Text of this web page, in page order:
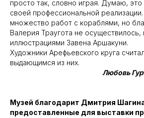
просто так, словно играя. Думаю,
своей профессиональной
множество работ с кораблями, но
Валерия Траугота не осуществилось,
иллюстрациями Завена Аршакуни.
Художники Арефьевского круга
выдающимся из них.
Любовь
Музей благодарит Дмитрия
предоставленные для выставки
Наверх ↑
Организация Соц. сети
Контакты
Структура
Вконтакте
Youtube
Telegram